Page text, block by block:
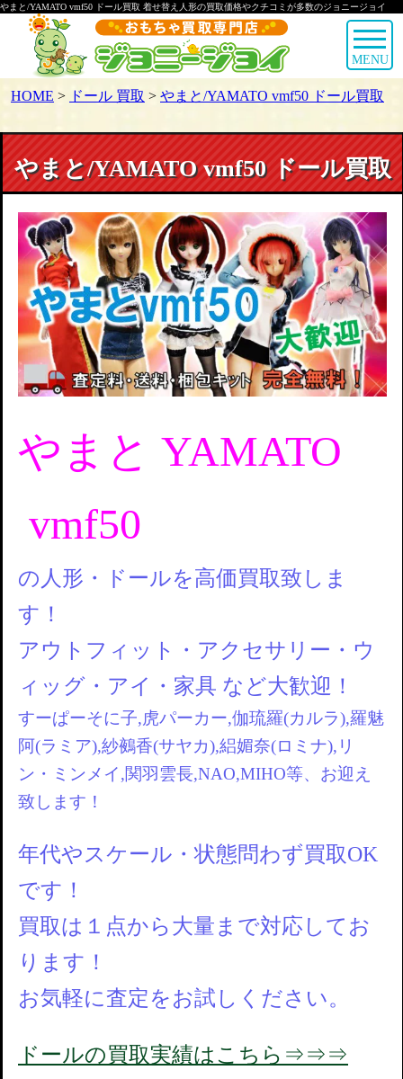
やまと/YAMATO vmf50 ドール買取 着せ替え人形の買取価格やクチコミが多数のジョニージョイ
MENU
HOME > ドール 買取 > やまと/YAMATO vmf50 ドール買取
やまと/YAMATO vmf50 ドール買取
やまと YAMATO
vmf50
の人形・ドールを高価買取致しま
す！
アウトフィット・アクセサリー・ウ
ィッグ・アイ・家具 など大歓迎！
すーぱーそに子,虎パーカー,伽琉羅(カルラ),羅魅
阿(ラミア),紗鵺香(サヤカ),絽媚奈(ロミナ),リ
ン・ミンメイ,関羽雲長,NAO,MIHO等、お迎え
致します！
年代やスケール・状態問わず買取OK
です！
買取は１点から大量まで対応してお
ります！
お気軽に査定をお試しください。
ドールの買取実績はこちら⇒⇒⇒